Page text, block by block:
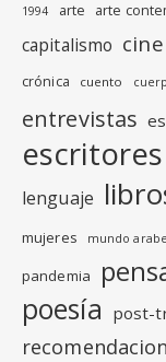
1994 arte arte
capitalismo cine
crónica cuento
entrevistas
escritores
lenguaje
mujeres mundo arabe
pandemia
poesía post-